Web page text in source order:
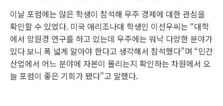
이날 포럼에는 많은 학생이 참석해 우주 경제에 대한 관심을
확인할 수 있었다. 미국 애리조나대 학생인 이선우씨는 “대학
에서 망원경 연구를 하고 있는데 우주에는 워낙 다양한 분야가
있다 보니 폭 넓게 알아야 한다고 생각해서 참석했다”며 “민간
산업에서 어느 분야에 자본이 몰리는지 확인하는 차원에서 오
늘 포럼이 좋은 기회가 됐다”고 말했다.